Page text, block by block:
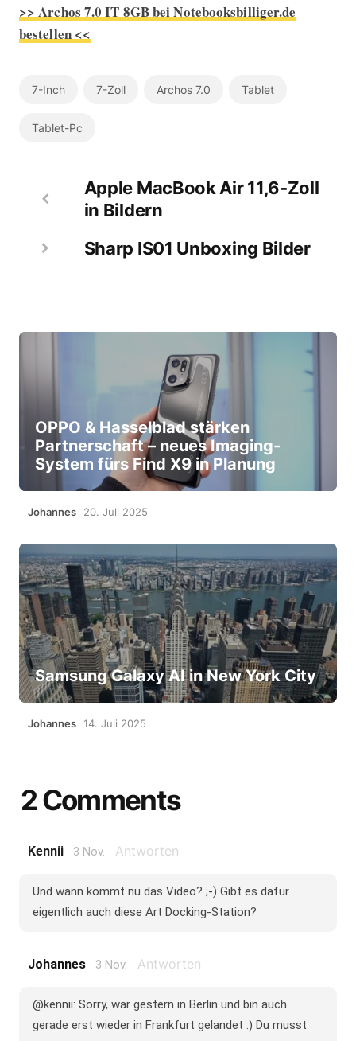
>> Archos 7.0 IT 8GB bei Notebooksbilliger.de
bestellen <<
7-Inch 7-Zoll Archos 7.0 Tablet
Tablet-Pc
Apple MacBook Air 11,6-Zoll
in Bildern
Sharp IS01 Unboxing Bilder
OPPO & Hasselblad stärken
Partnerschaft – neues Imaging-
System fürs Find X9 in Planung
Johannes 20. Juli 2025
Samsung Galaxy AI in New York City
Johannes 14. Juli 2025
2 Comments
Kennii 3 Nov. Antworten
Und wann kommt nu das Video? ;-) Gibt es dafür
eigentlich auch diese Art Docking-Station?
Johannes 3 Nov. Antworten
@kennii: Sorry, war gestern in Berlin und bin auch
gerade erst wieder in Frankfurt gelandet :) Du musst